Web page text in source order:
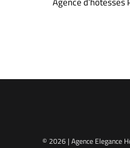
© 2026 | Agence Elegance